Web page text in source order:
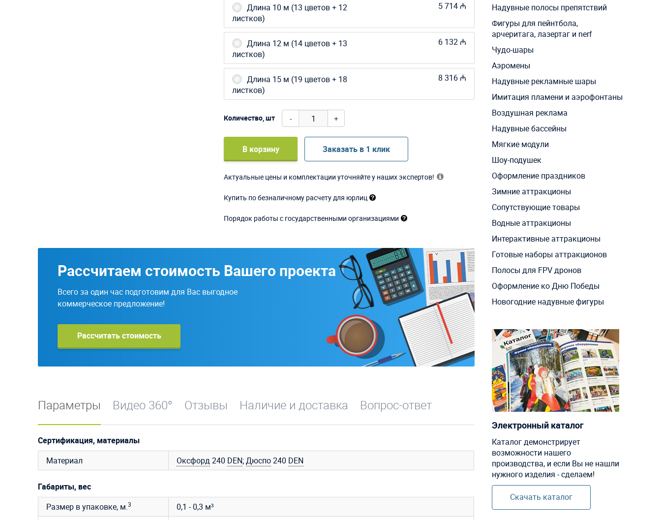
Длина 10 м (13 цветов + 12
листков)
5 714 ₼
Длина 12 м (14 цветов + 13
листков)
6 132 ₼
Длина 15 м (19 цветов + 18
листков)
8 316 ₼
Количество, шт - +
В корзину Заказать в 1 клик
Актуальные цены и комплектации уточняйте у наших экспертов!
Купить по безналичному расчету для юрлиц
Порядок работы с государственными организациями
Рассчитаем стоимость Вашего проекта
Всего за один час подготовим для Вас выгодное
коммерческое предложение!
Рассчитать стоимость
Параметры Видео 360° Отзывы Наличие и доставка Вопрос-ответ
Сертификация, материалы
Материал
Оксфорд240 DEN;Дюспо240 DEN
Габариты, вес
Размер в упаковке, м.3
0,1 - 0,3 м³
Надувные полосы препятствий
Фигуры для пейнтбола,
арчеритага, лазертаг и nerf
Чудо-шары
Аэромены
Надувные рекламные шары
Имитация пламени и аэрофонтаны
Воздушная реклама
Надувные бассейны
Мягкие модули
Шоу-подушек
Оформление праздников
Зимние аттракционы
Сопутствующие товары
Водные аттракционы
Интерактивные аттракционы
Готовые наборы аттракционов
Полосы для FPV дронов
Оформление ко Дню Победы
Новогодние надувные фигуры
Электронный каталог
Каталог демонстрирует
возможности нашего
производства, и если Вы не нашли
нужного изделия - сделаем!
Скачать каталог